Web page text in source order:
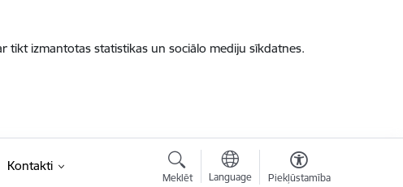
tikt izmantotas statistikas un sociālo mediju sīkdatnes.
Kontakti
Meklēt Language Piekļūstamība